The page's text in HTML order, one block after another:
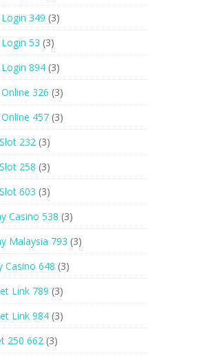
349 (3)
53 (3)
894 (3)
326 (3)
457 (3)
232 (3)
258 (3)
603 (3)
Casino 538 (3)
Malaysia 793 (3)
Casino 648 (3)
Link 789 (3)
Link 984 (3)
250 662 (3)